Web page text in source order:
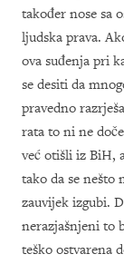
također nose sa
ljudska prava.
ova suđenja pri
se desiti da
pravedno
rata to ni ne
već otišli iz BiH,
tako da se nešto
zauvijek izgubi.
nerazjašnjeni to
teško ostvarena